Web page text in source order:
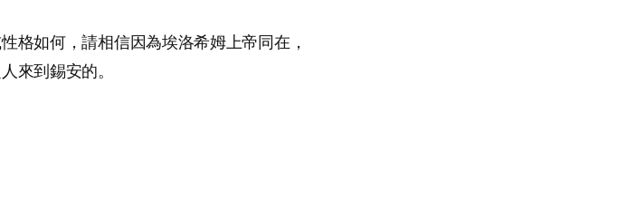
格如何，請相信因為埃洛希姆上帝同在，
來到錫安的。